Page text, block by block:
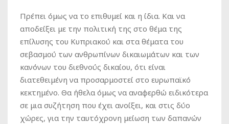
Πρέπει όμως να το επιθυμεί και η ίδια. Και να
αποδείξει με την πολιτική της στο θέμα της
επίλυσης του Κυπριακού και στα θέματα του
σεβασμού των ανθρωπίνων δικαιωμάτων και των
κανόνων του διεθνούς δικαίου, ότι είναι
διατεθειμένη να προσαρμοστεί στο ευρωπαϊκό
κεκτημένο. Θα ήθελα όμως να αναφερθώ ειδικότερα
σε μια συζήτηση που έχει ανοίξει, και στις δύο
χώρες, για την ταυτόχρονη μείωση των δαπανών